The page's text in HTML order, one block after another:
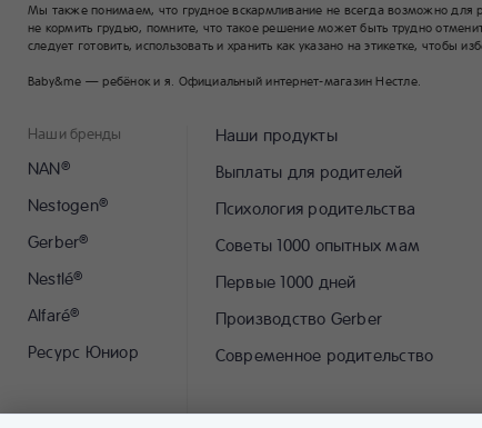
Мы также понимаем, что грудное вскармливание не всегда возможно для
не кормить грудью, помните, что такое решение может быть трудно
следует готовить, использовать и хранить как указано на этикетке, чтобы
Baby&me — ребёнок и я. Официальный интернет-магазин Нестле.
Наши бренды
NAN®
Nestogen®
Gerber®
Nestlé®
Alfaré®
Ресурс Юниор
Наши продукты
Выплаты для родителей
Психология родительства
Советы 1000 опытных мам
Первые 1000 дней
Производство Gerber
Современное родительство